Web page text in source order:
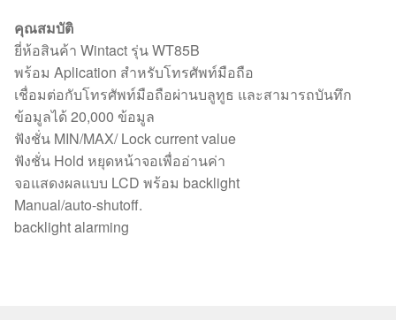
คุณสมบัติ
ยี่ห้อสินค้า Wintact รุ่น WT85B
พร้อม Aplication สำหรับโทรศัพท์มือถือ
เชื่อมต่อกับโทรศัพท์มือถือผ่านบลูทูธ และสามารถบันทึก
ข้อมูลได้ 20,000 ข้อมูล
ฟังชั่น MIN/MAX/ Lock current value
ฟังชั่น Hold หยุดหน้าจอเพื่ออ่านค่า
จอแสดงผลแบบ LCD พร้อม backlight
Manual/auto-shutoff.
backlight alarming